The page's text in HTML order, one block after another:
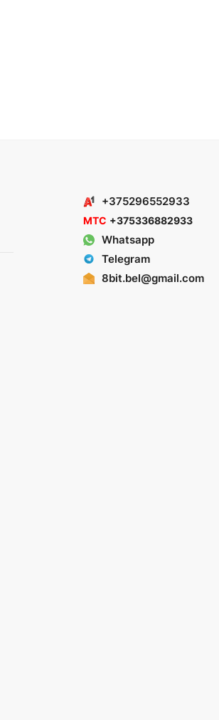
+375296552933
МТС +375336882933
Whatsapp
Telegram
8bit.bel@gmail.com